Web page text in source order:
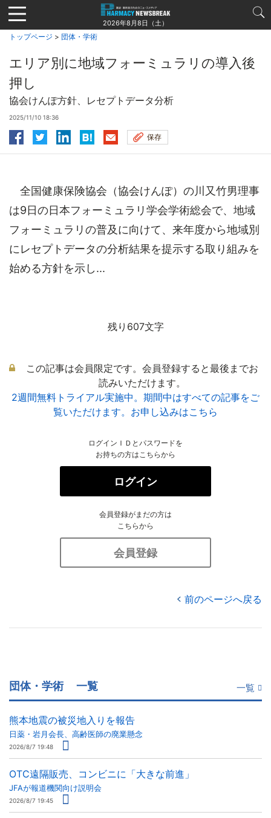
Jump
to
navigation
2026年8月8日（土）
トップページ > 団体・学術
エリア別に地域フォーミュラリの導入後
押し
協会けんぽ方針、レセプトデータ分析
2025/11/10 18:36
保存
全国健康保険協会（協会けんぽ）の川又竹男理事
は9日の日本フォーミュラリ学会学術総会で、地域
フォーミュラリの普及に向けて、来年度から地域別
にレセプトデータの分析結果を提示する取り組みを
始める方針を示し...
残り607文字
この記事は会員限定です。会員登録すると最後までお
読みいただけます。
2週間無料トライアル実施中。期間中はすべての記事をご
覧いただけます。お申し込みはこちら
ログインＩＤとパスワードを
お持ちの方はこちらから
ログイン
会員登録がまだの方は
こちらから
会員登録
前のページへ戻る
団体・学術 一覧 一覧
熊本地震の被災地入りを報告
日薬・岩月会長、高齢医師の廃業懸念
2026/8/7 19:48
OTC遠隔販売、コンビニに「大きな前進」
JFAが報道機関向け説明会
2026/8/7 19:45